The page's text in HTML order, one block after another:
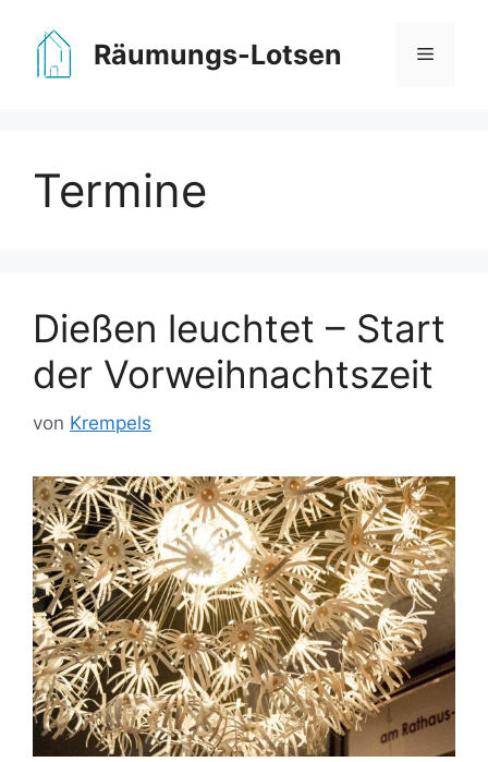
Inhalt
springen
Räumungs-Lotsen Menü
Termine
Dießen leuchtet – Start
der Vorweihnachtszeit
von Krempels